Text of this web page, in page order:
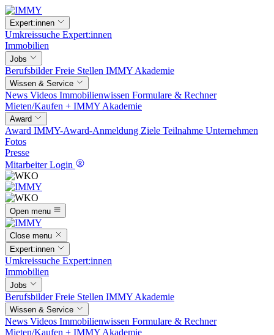
Expert:innen
Umkreissuche Expert:innen
Immobilien
Jobs
BerufsbilderFreie Stellen IMMY Akademie
Wissen & Service
News Videos Immobilienwissen Formulare & Rechner
Mieten/Kaufen + IMMY Akademie
Award
Award IMMY-Award-Anmeldung Ziele Teilnahme Unternehmen
Fotos
Presse
Mitarbeiter Login
Open menu
Close menu
Expert:innen
Umkreissuche Expert:innen
Immobilien
Jobs
BerufsbilderFreie Stellen IMMY Akademie
Wissen & Service
News Videos Immobilienwissen Formulare & Rechner
Mieten/Kaufen + IMMY Akademie